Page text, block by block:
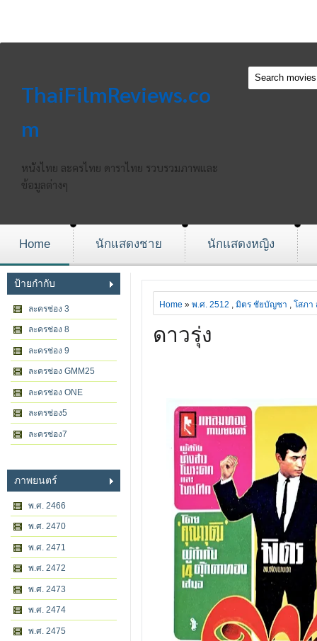
ThaiFilmReviews.co
m
หนังไทย ละครไทย ดาราไทย รวบรวมภาพและ
ข้อมูลต่างๆ
Home นักแสดงชาย นักแสดงหญิง
ป้ายกำกับ
ละครช่อง 3
ละครช่อง 8
ละครช่อง 9
ละครช่อง GMM25
ละครช่อง ONE
ละครช่อง5
ละครช่อง7
ภาพยนตร์
พ.ศ. 2466
พ.ศ. 2470
พ.ศ. 2471
พ.ศ. 2472
พ.ศ. 2473
พ.ศ. 2474
พ.ศ. 2475
Home » พ.ศ. 2512 , มิตร ชัยบัญชา , โสภา
ดาวรุ่ง